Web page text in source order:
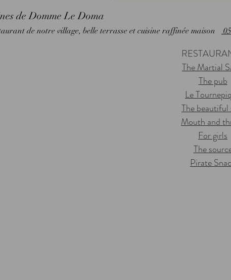
de Domme Le Doma
de notre village, belle terrasse et cuisine raffinée maison
The Martial
The pub
Le
The beautiful
Mouth and
For girls
The
Pirate